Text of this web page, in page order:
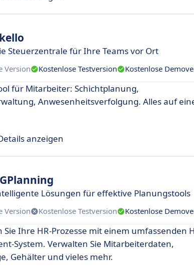
Steuerzentrale für Ihre Teams vor Ort
Version Kostenlose Testversion Kostenlose
für Mitarbeiter: Schichtplanung,
Anwesenheitsverfolgung. Alles auf
anzeigen
Lösungen für effektive Planungstools
Version Kostenlose Testversion Kostenlose
Sie Ihre HR-Prozesse mit einem umfassenden
System. Verwalten Sie Mitarbeiterdaten,
Gehälter und vieles mehr.